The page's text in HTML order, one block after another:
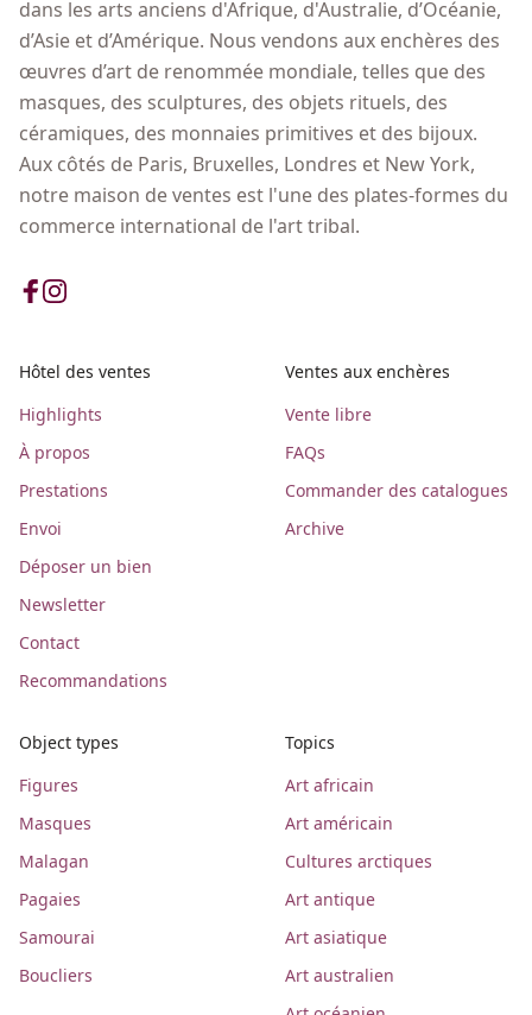
dans les arts anciens d'Afrique, d'Australie, d’Océanie,
d’Asie et d’Amérique. Nous vendons aux enchères des
œuvres d’art de renommée mondiale, telles que des
masques, des sculptures, des objets rituels, des
céramiques, des monnaies primitives et des bijoux.
Aux côtés de Paris, Bruxelles, Londres et New York,
notre maison de ventes est l'une des plates-formes du
commerce international de l'art tribal.
Hôtel des ventes
Highlights
À propos
Prestations
Envoi
Déposer un bien
Newsletter
Contact
Recommandations
Ventes aux enchères
Vente libre
FAQs
Commander des catalogues
Archive
Object types
Figures
Masques
Malagan
Pagaies
Samourai
Boucliers
Topics
Art africain
Art américain
Cultures arctiques
Art antique
Art asiatique
Art australien